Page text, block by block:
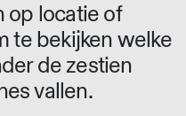
op locatie of
te bekijken welke
de zestien
vallen.